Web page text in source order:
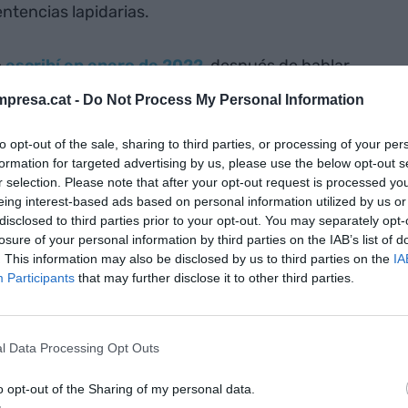
- Do Not Process My Personal Information
opt-out of the sale, sharing to third parties, or processing of your
for targeted advertising by us, please use the below opt-out
selection. Please note that after your opt-out request is processed
interest-based ads based on personal information utilized by us
to third parties prior to your opt-out. You may separately
of your personal information by third parties on the IAB’s list of
This information may also be disclosed by us to third parties on the
Participants that may further disclose it to other third parties.
Data Processing Opt Outs
opt-out of the Sharing of my personal data.
lapidarias.
escribí en enero de 2022, después de hablar
de Salvador, no les advertí del peligro ni
como las que él propone. Quizás porque no
o porque vi en ellos algo que no me
Fruits I, sacrificio y "juntos, pero no